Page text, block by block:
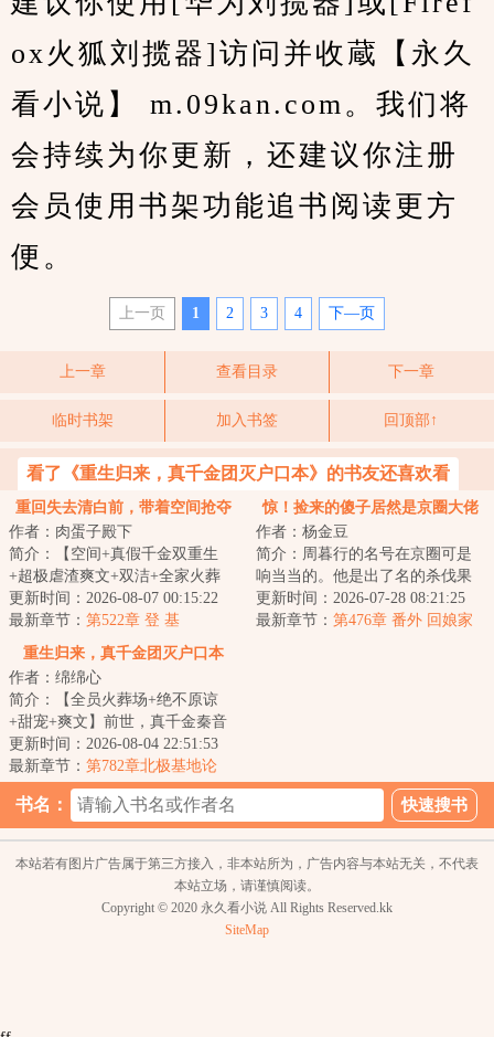
ox火狐刘揽器]访问并收蔵【永久
看小说】 m.09kan.com。我们将
会持续为你更新，还建议你注册
会员使用书架功能追书阅读更方
便。
上一页 1 2 3 4 下—页
上一章 查看目录 下一章
临时书架 加入书签 回顶部↑
看了《重生归来，真千金团灭户口本》的书友还喜欢看
重回失去清白前，带着空间抢夺
江山
作者：肉蛋子殿下
简介：【空间+真假千金双重生
+超极虐渣爽文+双洁+全家火葬
场】&lt;br/&gt;【白切黑、貌美绝
伦贵女+禁欲、...
更新时间：2026-08-07 00:15:22
最新章节： 第522章 登 基
惊！捡来的傻子居然是京圈大佬
作者：杨金豆
简介：周暮行的名号在京圈可是
响当当的。他是出了名的杀伐果
断，腹黑无情，在一众兄弟里
面，优秀到让人望...
更新时间：2026-07-28 08:21:25
最新章节： 第476章 番外 回娘家
重生归来，真千金团灭户口本
作者：绵绵心
简介：【全员火葬场+绝不原谅
+甜宠+爽文】前世，真千金秦音
认亲回家后拼命讨好付出，渴求
亲情，临死前全...
更新时间：2026-08-04 22:51:53
最新章节： 第782章北极基地论
坛，崔游安有个人密码
书名：
本站若有图片广告属于第三方接入，非本站所为，广告内容与本站无关，不代表
本站立场，请谨慎阅读。
Copyright © 2020 永久看小说 All Rights Reserved.kk
SiteMap